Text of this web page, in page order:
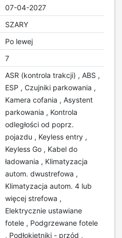
07-04-2027
SZARY
Po lewej
7
ASR (kontrola trakcji) , ABS ,
ESP , Czujniki parkowania ,
Kamera cofania , Asystent
parkowania , Kontrola
odległości od poprz.
pojazdu , Keyless entry ,
Keyless Go , Kabel do
ładowania , Klimatyzacja
autom. dwustrefowa ,
Klimatyzacja autom. 4 lub
więcej strefowa ,
Elektrycznie ustawiane
fotele , Podgrzewane fotele
, Podłokietniki - przód ,